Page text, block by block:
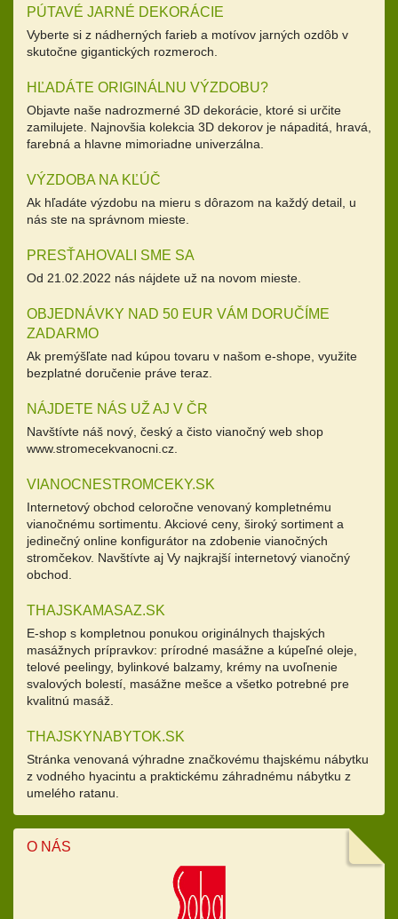
PÚTAVÉ JARNÉ DEKORÁCIE
Vyberte si z nádherných farieb a motívov jarných ozdôb v
skutočne gigantických rozmeroch.
HĽADÁTE ORIGINÁLNU VÝZDOBU?
Objavte naše nadrozmerné 3D dekorácie, ktoré si určite
zamilujete. Najnovšia kolekcia 3D dekorov je nápaditá, hravá,
farebná a hlavne mimoriadne univerzálna.
VÝZDOBA NA KĽÚČ
Ak hľadáte výzdobu na mieru s dôrazom na každý detail, u
nás ste na správnom mieste.
PRESŤAHOVALI SME SA
Od 21.02.2022 nás nájdete už na novom mieste.
OBJEDNÁVKY NAD 50 EUR VÁM DORUČÍME
ZADARMO
Ak premýšľate nad kúpou tovaru v našom e-shope, využite
bezplatné doručenie práve teraz.
NÁJDETE NÁS UŽ AJ V ČR
Navštívte náš nový, český a čisto vianočný web shop
www.stromecekvanocni.cz.
VIANOCNESTROMCEKY.SK
Internetový obchod celoročne venovaný kompletnému
vianočnému sortimentu. Akciové ceny, široký sortiment a
jedinečný online konfigurátor na zdobenie vianočných
stromčekov. Navštívte aj Vy najkrajší internetový vianočný
obchod.
THAJSKAMASAZ.SK
E-shop s kompletnou ponukou originálnych thajských
masážnych prípravkov: prírodné masážne a kúpeľné oleje,
telové peelingy, bylinkové balzamy, krémy na uvoľnenie
svalových bolestí, masážne mešce a všetko potrebné pre
kvalitnú masáž.
THAJSKYNABYTOK.SK
Stránka venovaná výhradne značkovému thajskému nábytku
z vodného hyacintu a praktickému záhradnému nábytku z
umelého ratanu.
O NÁS